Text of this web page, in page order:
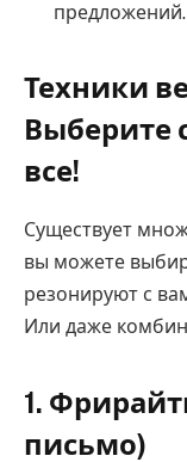
предложений.
Техники
Выберите
все!
Существует
вы можете
резонируют с
Или даже
1.
письмо)